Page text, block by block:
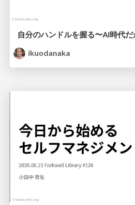
ikuodanaka